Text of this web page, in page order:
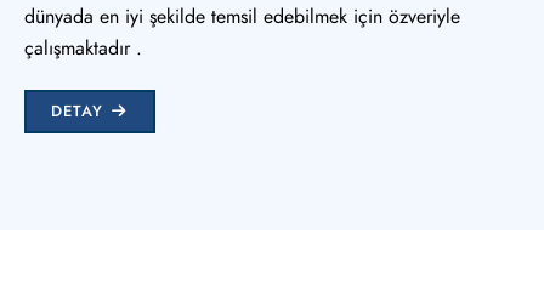
dünyada en iyi şekilde temsil edebilmek için özveriyle
çalışmaktadır .
DETAY